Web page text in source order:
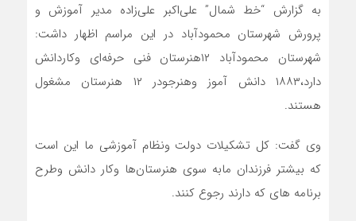
به گزارش “خط شمال” علی‌اکبر علی‌زاده مدير آموزش و
پرورش شهرستان محمودآباد در این مراسم اظهار داشت:
شهرستان محمودآباد ۱۲هنرستان فنی حرفه‌ای وکاردانش
دارد،۱۸۸۳ دانش آموز وهنرجودر ۱۲ هنرستان مشغول
هستند.
وی گفت: کل تشکیلات دولت ونظام آموزشی ما این است
که بیشتر فرزندان مابه سوی هنرستان‌ها وکار دانش وطرح
برنامه های که دارند رجوع کنند.